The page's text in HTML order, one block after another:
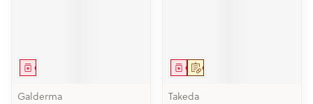
Geneesmiddel
Galderma
Op voorschrift
Geneesmiddel
Takeda